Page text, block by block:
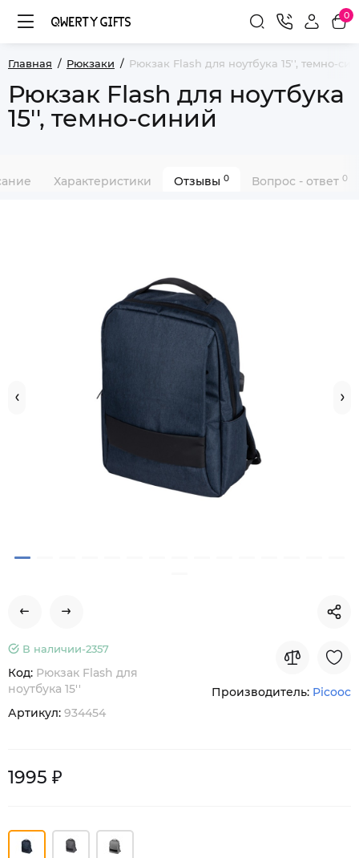
0
Главная Рюкзаки Рюкзак Flash для ноутбука 15'', темно-
Рюкзак Flash для ноутбука
15'', темно-синий
Характеристики Отзывы 0 Вопрос - ответ 0
В наличии-2357
Код: Рюкзак Flash для
ноутбука 15''
Артикул: 934454
Производитель: Picooc
1995 ₽